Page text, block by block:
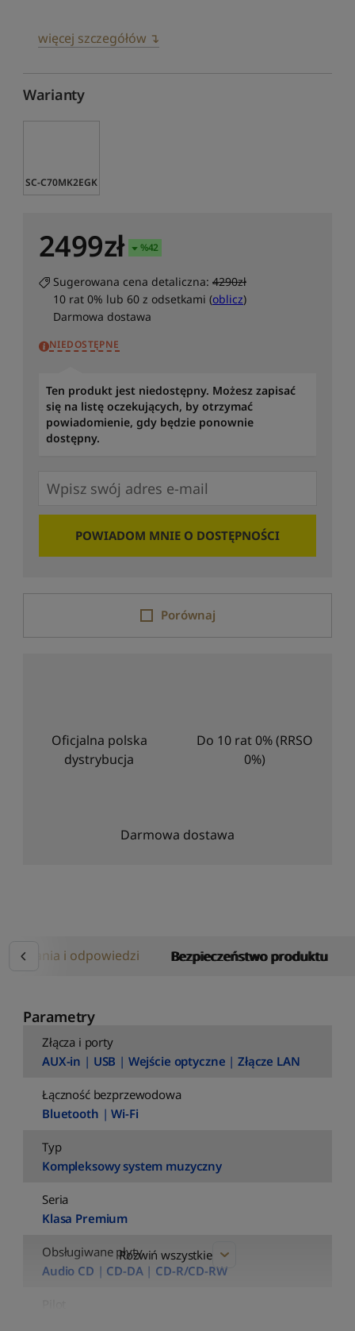
więcej szczegółów ↴
Warianty
SC-C70MK2EGK
2499zł %42
Sugerowana cena detaliczna: 4290zł
10 rat 0% lub 60 z odsetkami (oblicz)
Darmowa dostawa
NIEDOSTĘPNE
Ten produkt jest niedostępny. Możesz zapisać
się na listę oczekujących, by otrzymać
powiadomienie, gdy będzie ponownie
dostępny.
POWIADOM MNIE O DOSTĘPNOŚCI
Porównaj
Oficjalna polska
dystrybucja
Do 10 rat 0% (RRSO
0%)
Darmowa dostawa
Pytania i odpowiedzi Bezpieczeństwo produktu
Parametry
Złącza i porty
AUX-in | USB | Wejście optyczne | Złącze LAN
Łączność bezprzewodowa
Bluetooth |Wi-Fi
Typ
Kompleksowy system muzyczny
Seria
Klasa Premium
Obsługiwane płyty
Audio CD | CD-DA| CD-R/CD-RW
Rozwiń wszystkie